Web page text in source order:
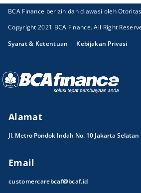
BCA Finance berizin dan diawasi oleh
Copyright 2021 BCA Finance. All Right
Syarat & Ketentuan
Kebijakan Privasi
Alamat
Jl. Metro Pondok Indah No. 10 Jakarta Selatan
Email
customercarebcaf@bcaf.id